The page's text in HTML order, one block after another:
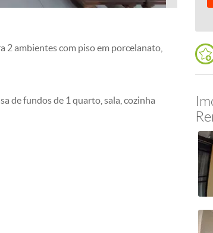
2 ambientes com piso em porcelanato,
de fundos de 1 quarto, sala, cozinha